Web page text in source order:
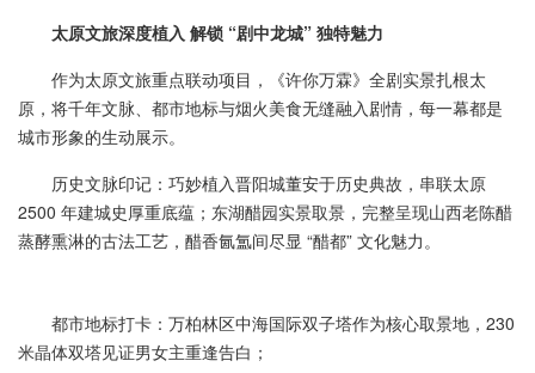
太原文旅深度植入 解锁 “剧中龙城” 独特魅力
作为太原文旅重点联动项目，《许你万霖》全剧实景扎根太
原，将千年文脉、都市地标与烟火美食无缝融入剧情，每一幕都是
城市形象的生动展示。
历史文脉印记：巧妙植入晋阳城董安于历史典故，串联太原
2500 年建城史厚重底蕴；东湖醋园实景取景，完整呈现山西老陈醋
蒸酵熏淋的古法工艺，醋香氤氲间尽显 “醋都” 文化魅力。
都市地标打卡：万柏林区中海国际双子塔作为核心取景地，230
米晶体双塔见证男女主重逢告白；